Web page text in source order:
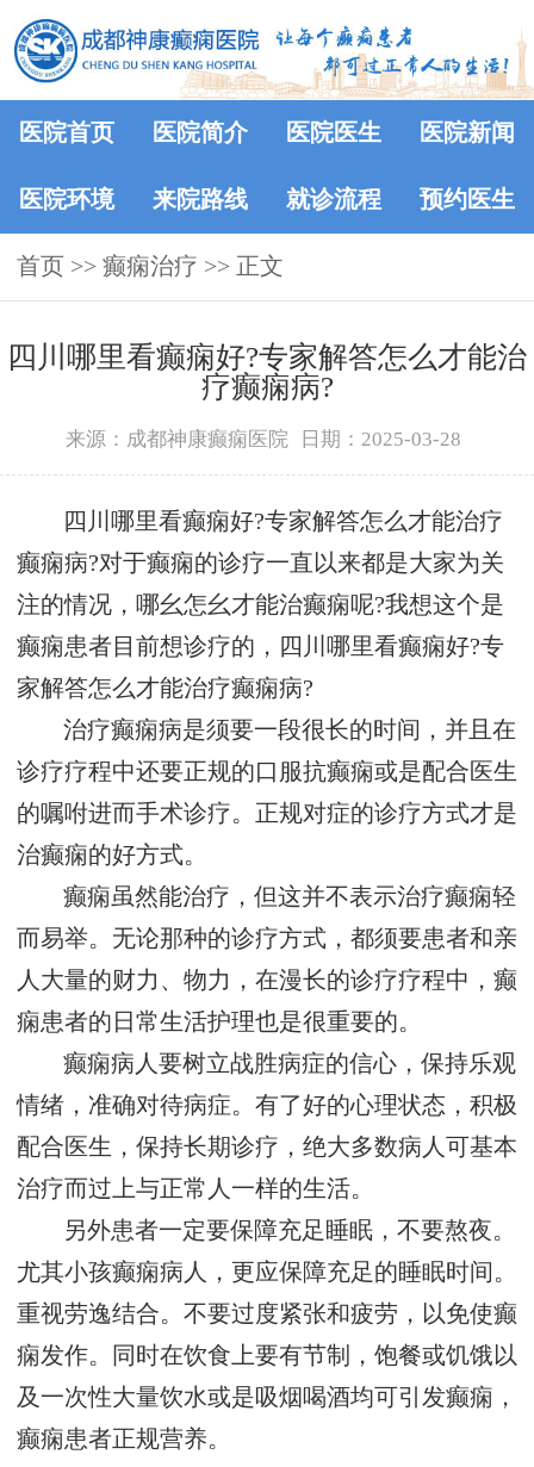
医院首页 医院简介 医院医生 医院新闻
医院环境 来院路线 就诊流程 预约医生
首页 >> 癫痫治疗 >> 正文
四川哪里看癫痫好?专家解答怎么才能治
疗癫痫病?
来源：成都神康癫痫医院 日期：2025-03-28
四川哪里看癫痫好?专家解答怎么才能治疗
癫痫病?对于癫痫的诊疗一直以来都是大家为关
注的情况，哪幺怎幺才能治癫痫呢?我想这个是
癫痫患者目前想诊疗的，四川哪里看癫痫好?专
家解答怎么才能治疗癫痫病?
治疗癫痫病是须要一段很长的时间，并且在
诊疗疗程中还要正规的口服抗癫痫或是配合医生
的嘱咐进而手术诊疗。正规对症的诊疗方式才是
治癫痫的好方式。
癫痫虽然能治疗，但这并不表示治疗癫痫轻
而易举。无论那种的诊疗方式，都须要患者和亲
人大量的财力、物力，在漫长的诊疗疗程中，癫
痫患者的日常生活护理也是很重要的。
癫痫病人要树立战胜病症的信心，保持乐观
情绪，准确对待病症。有了好的心理状态，积极
配合医生，保持长期诊疗，绝大多数病人可基本
治疗而过上与正常人一样的生活。
另外患者一定要保障充足睡眠，不要熬夜。
尤其小孩癫痫病人，更应保障充足的睡眠时间。
重视劳逸结合。不要过度紧张和疲劳，以免使癫
痫发作。同时在饮食上要有节制，饱餐或饥饿以
及一次性大量饮水或是吸烟喝酒均可引发癫痫，
癫痫患者正规营养。